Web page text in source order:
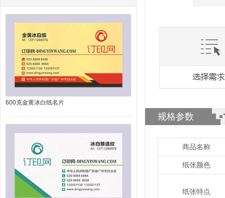
600克金黄冰白纸名片
规格参数
商品名称
纸张颜色
纸张特点